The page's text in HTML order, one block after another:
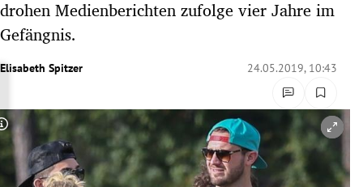
Untermenü
Untermenü
Untermenü
Untermenü
drohen Medienberichten zufolge vier Jahre im
Gefängnis.
Elisabeth Spitzer 24.05.2019, 10:43
Copyright-Hinweis öffnen/schließen